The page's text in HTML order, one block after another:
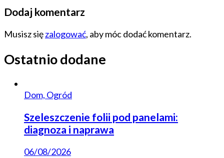
Dodaj komentarz
Musisz sięzalogować, aby móc dodać komentarz.
Ostatnio dodane
Dom, Ogród
Szeleszczenie folii pod panelami:
diagnoza i naprawa
06/08/2026